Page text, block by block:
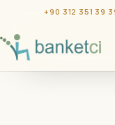
+90 312 351 39